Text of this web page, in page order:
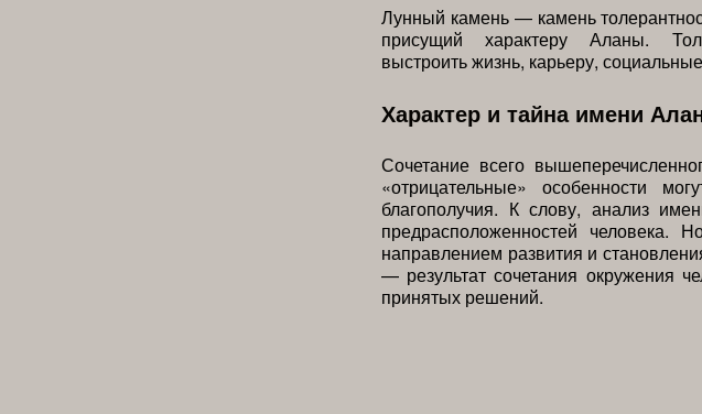
Лунный камень — камень
присущий характеру Аланы.
выстроить жизнь, карьеру,
Характер и тайна имени
Сочетание всего
«отрицательные» особенности
благополучия. К слову, анализ
предрасположенностей человека.
направлением развития и
— результат сочетания окружения
принятых решений.